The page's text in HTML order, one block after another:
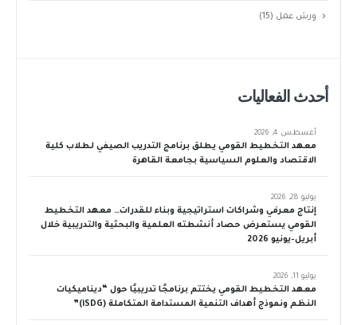
ورش عمل (15)
أحدث الفعاليات
معهد التخطيط القومي يطلق برنامج التدريب الصيفي لطلاب كلية
الاقتصاد والعلوم السياسية بجامعة القاهرة
أغسطس 4, 2026
إنتاج معرفي وشراكات استراتيجية وبناء للقدرات… معهد التخطيط
القومي يستعرض حصاد أنشطته العلمية والبحثية والتدريبية خلال
أبريل–يونيو 2026
يوليو 28, 2026
معهد التخطيط القومي يختتم برنامجًا تدريبيًا حول “ديناميكيات
النظم ونموذج أهداف التنمية المستدامة المتكاملة (iSDG)”
يوليو 11, 2026